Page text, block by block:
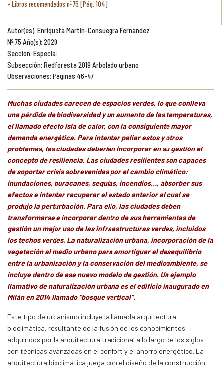
Libros recomendados nº 75 [Pág. 104]
Autor(es): Enriqueta Martín-Consuegra Fernández
Nº 75 Año(s): 2020
Sección: Especial
Subsección: Redforesta 2019 Arbolado urbano
Observaciones: Páginas 46-47
Muchas ciudades carecen de espacios verdes, lo que conlleva
una pérdida de biodiversidad y un aumento de las temperaturas,
el llamado efecto isla de calor, con la consiguiente mayor
demanda energética. Para intentar paliar estos y otros
problemas, las ciudades deberían incorporar en su gestión el
concepto de resiliencia. Las ciudades resilientes son capaces
de soportar crisis sobrevenidas por el cambio climático:
inundaciones, huracanes, sequías, incendios…, absorber sus
efectos e intentar recuperar el estado anterior al cual se
produjo la perturbación. Para ello, las ciudades deben
transformarse e incorporar dentro de sus herramientas de
gestión un mejor uso de las infraestructuras verdes, incluidos
los techos verdes. La naturalización urbana, incorporación de la
vegetación al medio urbano para amortiguar el desequilibrio
entre la urbanización y la conservación del medioambiente, se
incluye dentro de ese nuevo modelo de gestión. Un ejemplo
llamativo de naturalización urbana es el edificio inaugurado en
Milán en 2014 llamado “bosque vertical”.
Este tipo de urbanismo incluye la llamada arquitectura
bioclimática, resultante de la fusión de los conocimientos
adquiridos por la arquitectura tradicional a lo largo de los siglos
con técnicas avanzadas en el confort y el ahorro energético. La
arquitectura bioclimática juega con el diseño de la construcción